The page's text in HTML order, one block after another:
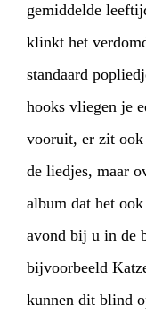
gemiddelde
klinkt het
standaard
hooks vliegen je
vooruit, er zit ook
de liedjes, maar
album dat het
avond bij u in de
bijvoorbeeld
kunnen dit blind